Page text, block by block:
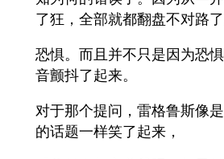
了狂，全部就都翻盘不对路了
恐惧。而且并不只是因为恐
音颤抖了起来。
对于那个提问，雷格鲁斯像
的话题一样笑了起来，